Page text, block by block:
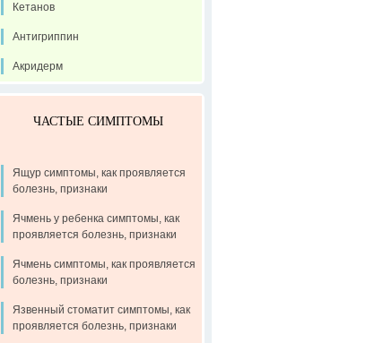
Кетанов
Антигриппин
Акридерм
ЧАСТЫЕ СИМПТОМЫ
Ящур симптомы, как проявляется
болезнь, признаки
Ячмень у ребенка симптомы, как
проявляется болезнь, признаки
Ячмень симптомы, как проявляется
болезнь, признаки
Язвенный стоматит симптомы, как
проявляется болезнь, признаки